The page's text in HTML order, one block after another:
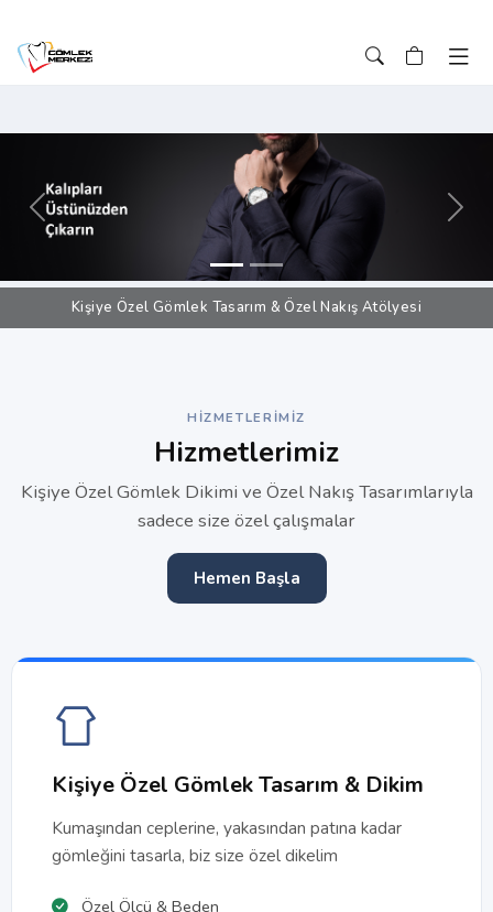
Önceki
Kişiye Özel Gömlek Tasarım & Özel Nakış Atölyesi
HIZMETLERIMIZ
Hizmetlerimiz
Kişiye Özel Gömlek Dikimi ve Özel Nakış Tasarımlarıyla
sadece size özel çalışmalar
Hemen Başla
Kişiye Özel Gömlek Tasarım & Dikim
Kumaşından ceplerine, yakasından patına kadar
gömleğini tasarla, biz size özel dikelim
Özel Ölçü & Beden